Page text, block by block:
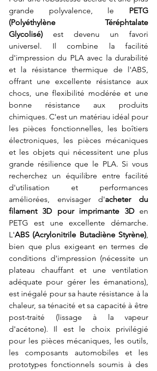
grande polyvalence, le PETG
(Polyéthylène Téréphtalate
Glycolisé) est devenu un favori
universel. Il combine la facilité
d'impression du PLA avec la durabilité
et la résistance thermique de l'ABS,
offrant une excellente résistance aux
chocs, une flexibilité modérée et une
bonne résistance aux produits
chimiques. C'est un matériau idéal pour
les pièces fonctionnelles, les boîtiers
électroniques, les pièces mécaniques
et les objets qui nécessitent une plus
grande résilience que le PLA. Si vous
recherchez un équilibre entre facilité
d'utilisation et performances
améliorées, envisager d'acheter du
filament 3D pour imprimante 3D en
PETG est une excellente démarche.
L'ABS (Acrylonitrile Butadiène Styrène),
bien que plus exigeant en termes de
conditions d'impression (nécessite un
plateau chauffant et une ventilation
adéquate pour gérer les émanations),
est inégalé pour sa haute résistance à la
chaleur, sa ténacité et sa capacité à être
post-traité (lissage à la vapeur
d'acétone). Il est le choix privilégié
pour les pièces mécaniques, les outils,
les composants automobiles et les
prototypes fonctionnels soumis à des